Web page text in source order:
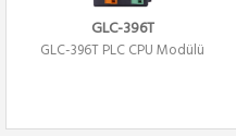
GLC-396T
GLC-396T PLC CPU Modülü